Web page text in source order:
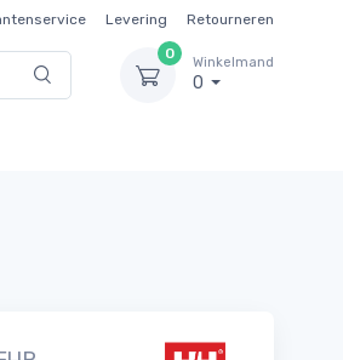
Levering
Retourneren
0
Winkelmand
0